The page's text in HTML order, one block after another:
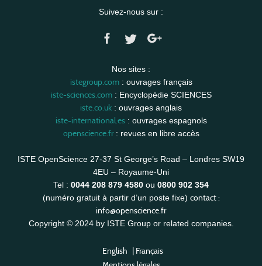
Suivez-nous sur :
Nos sites :
istegroup.com: ouvrages français
iste-sciences.com: Encyclopédie SCIENCES
iste.co.uk : ouvrages anglais
iste-international.es: ouvrages espagnols
openscience.fr: revues en libre accès
ISTE OpenScience 27-37 St George’s Road – Londres SW19
4EU – Royaume-Uni
Tel : 0044 208 879 4580 ou 0800 902 354
(numéro gratuit à partir d’un poste fixe) contact :
info@openscience.fr
Copyright © 2024 by ISTE Group or related companies.
English | Français